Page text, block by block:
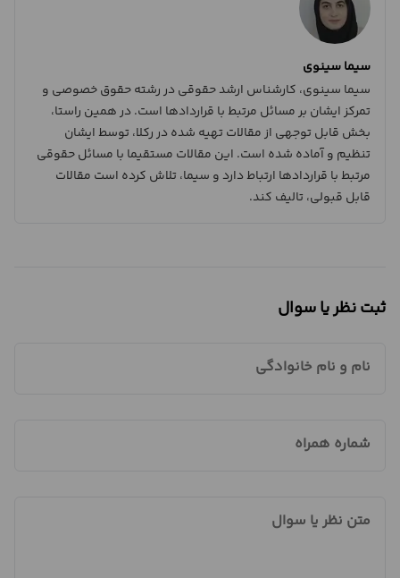
سیما سینوی
سیما سینوی، کارشناس ارشد حقوقی در رشته حقوق خصوصی و
تمرکز ایشان بر مسائل مرتبط با قراردادها است. در همین راستا،
بخش قابل توجهی از مقالات تهیه شده در رکلا، توسط ایشان
تنظیم و آماده شده است. این مقالات مستقیما با مسائل حقوقی
مرتبط با قراردادها ارتباط دارد و سیما، تلاش کرده است مقالات
قابل قبولی، تالیف کند.
ثبت نظر یا سوال
نام و نام خانوادگی
شماره همراه
متن نظر یا سوال